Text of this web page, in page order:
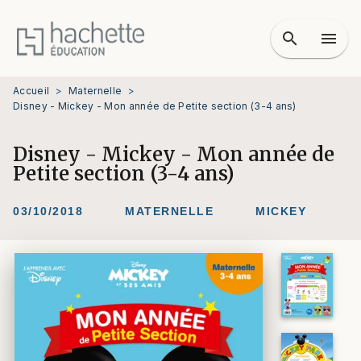
MENU RECHERCHE
PIED DE PAGE
search menu
Accueil > Maternelle
>
Disney - Mickey - Mon année de Petite section (3-4 ans)
Disney - Mickey - Mon année de
Petite section (3-4 ans)
03/10/2018 MATERNELLE MICKEY